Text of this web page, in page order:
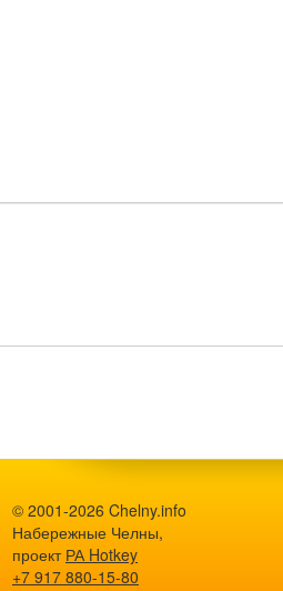
© 2001-2026 Chelny.info
Набережные Челны,
проект РА Hotkey
+7 917 880-15-80